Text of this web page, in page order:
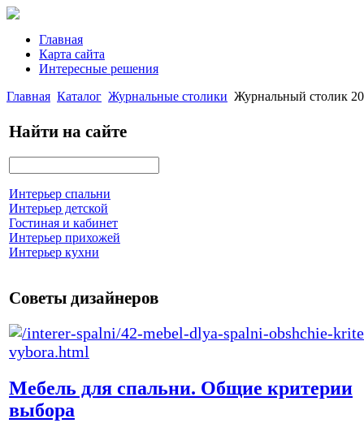
Главная
Карта сайта
Интересные решения
Главная Каталог Журнальные столики Журнальный столик
Найти на сайте
Интерьер спальни
Интерьер детской
Гостиная и кабинет
Интерьер прихожей
Интерьер кухни
Советы дизайнеров
Мебель для спальни. Общие критерии
выбора